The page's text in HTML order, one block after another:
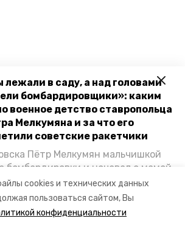
cookies и технических данных
пользоваться сайтом, Вы
конфиденциальности
лежали в саду, а над головами
бомбардировщики»: каким
военное детство ставропольца
Мелкумяна и за что его
советские ракетчики
Пётр Мелкумян мальчишкой
бомбардировки и ночевал с мамой
когда гитлеровцы заняли их
эти дни, как выживали после
ракетным войскам — в новом
«Победы26» «Дети